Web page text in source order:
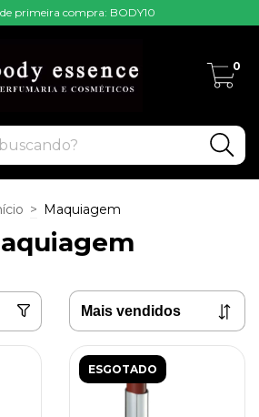
primeira compra: BODY10
0
> Maquiagem
ESGOTADO